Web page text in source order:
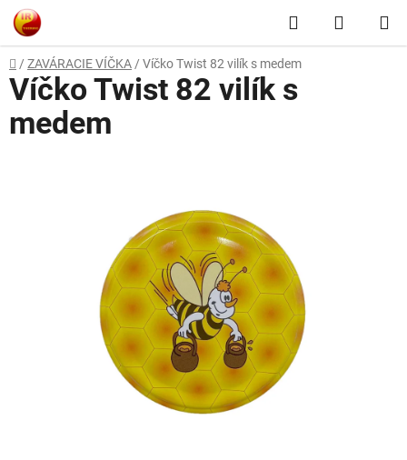
Prejsť
na
obsah
Hľadať
KOŠÍK
Domov
/ ZAVÁRACIE VÍČKA / Víčko Twist 82 vilík s medem
Víčko Twist 82 vilík s
medem